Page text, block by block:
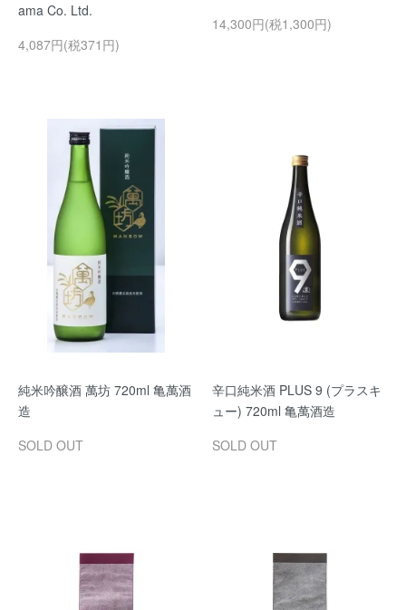
ama Co. Ltd.
4,087円(税371円)
14,300円(税1,300円)
純米吟醸酒 萬坊 720ml 亀萬酒
造
SOLD OUT
辛口純米酒 PLUS 9 (プラスキ
ュー) 720ml 亀萬酒造
SOLD OUT